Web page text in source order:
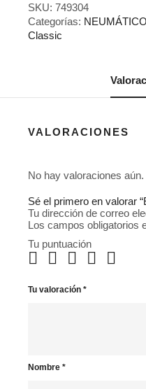
SKU: 749304
Categorías:
Classic
VALORACIONES
No hay valoraciones aún.
Sé el primero en valorar
Tu dirección de correo
Los campos obligatorios
Tu puntuación
Tu valoración *
Nombre *